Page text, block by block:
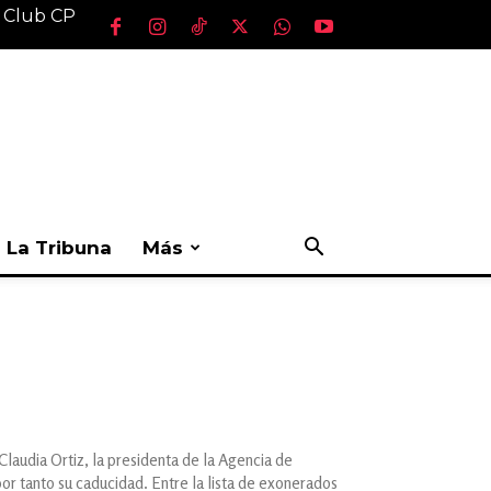
CP
La Tribuna Más
Ortiz, la presidenta de la Agencia de
tanto su caducidad. Entre la lista de exonerados